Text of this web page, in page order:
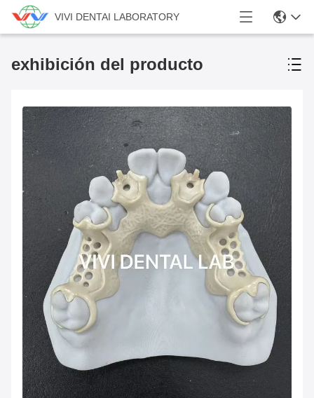
VIVI DENTAI LABORATORY
exhibición del producto